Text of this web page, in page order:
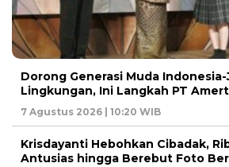
Dorong Generasi Muda
Lingkungan, Ini Langkah PT
7 Agustus 2026 | 10:20 WIB
Krisdayanti Hebohkan Cibadak,
Antusias hingga Berebut Foto